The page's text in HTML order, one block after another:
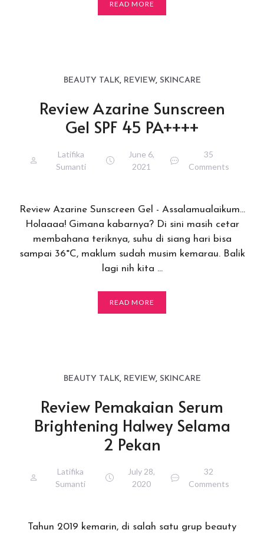
READ MORE
BEAUTY TALK, REVIEW, SKINCARE
Review Azarine Sunscreen
Gel SPF 45 PA++++
Latifika
Sumanti
June 6,
2021
35
Comments
Review Azarine Sunscreen Gel - Assalamualaikum…
Holaaaa! Gimana kabarnya? Di sini masih cetar
membahana teriknya, suhu di siang hari bisa
sampai 36°C, maklum sudah musim kemarau. Balik
lagi nih kita …
READ MORE
BEAUTY TALK, REVIEW, SKINCARE
Review Pemakaian Serum
Brightening Halwey Selama
2 Pekan
Latifika
Sumanti
July 28,
2020
32
Comments
Tahun 2019 kemarin, di salah satu grup beauty